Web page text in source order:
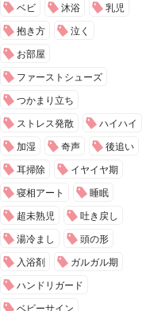
ベビ 沐浴 乳児
抱き方 泣く
お部屋
ファーストシューズ
つかまり立ち
ストレス発散 ハイハイ
加湿 奇声 後追い
耳掃除 イヤイヤ期
寝相アート 睡眠
超未熟児 吐き戻し
湯冷まし 頭の形
入浴剤 ガルガル期
ハンドリガード
ベビーサイン